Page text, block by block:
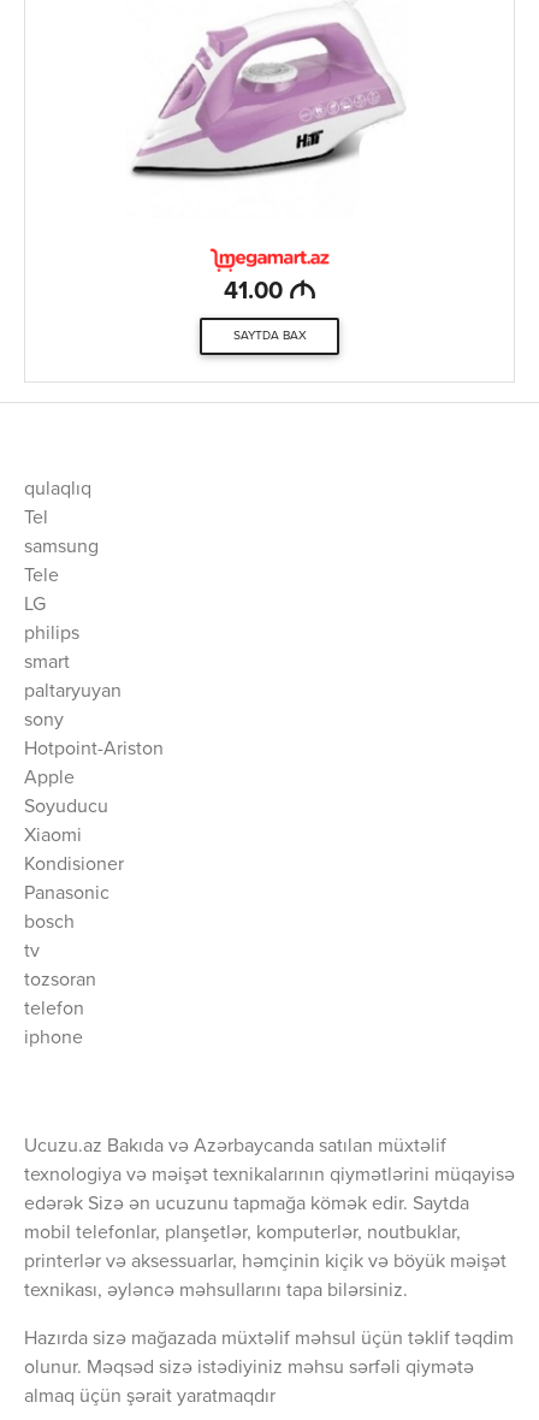
41.00 M
SAYTDA BAX
qulaqlıq
Tel
samsung
Tele
LG
philips
smart
paltaryuyan
sony
Hotpoint-Ariston
Apple
Soyuducu
Xiaomi
Kondisioner
Panasonic
bosch
tv
tozsoran
telefon
iphone
Ucuzu.az Bakıda və Azərbaycanda satılan müxtəlif
texnologiya və məişət texnikalarının qiymətlərini müqayisə
edərək Sizə ən ucuzunu tapmağa kömək edir. Saytda
mobil telefonlar, planşetlər, komputerlər, noutbuklar,
printerlər və aksessuarlar, həmçinin kiçik və böyük məişət
texnikası, əyləncə məhsullarını tapa bilərsiniz.
Hazırda sizə mağazada müxtəlif məhsul üçün təklif təqdim
olunur. Məqsəd sizə istədiyiniz məhsu sərfəli qiymətə
almaq üçün şərait yaratmaqdır